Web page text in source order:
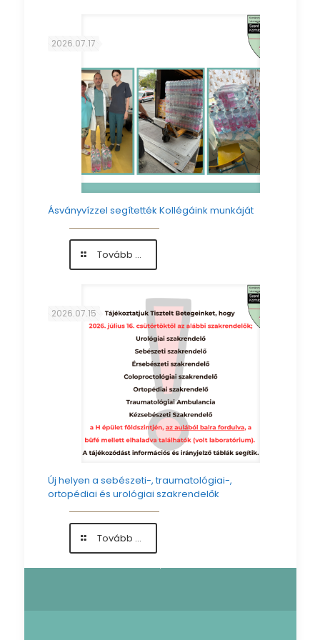
2026.07.17
Ásványvízzel segítették Kollégáink munkáját
Tovább ...-
Ásványvízzel
Kollégáink
munkáját
2026.07.15
Új helyen a sebészeti-, traumatológiai-,
ortopédiai és urológiai szakrendelők
Tovább ...-
Új
helyen